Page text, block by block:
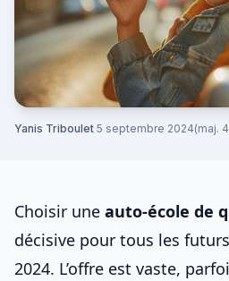
Yanis Triboulet·5 septembre 2024(maj.
Choisir une auto-école de
décisive pour tous les
2024. L’offre est vaste,